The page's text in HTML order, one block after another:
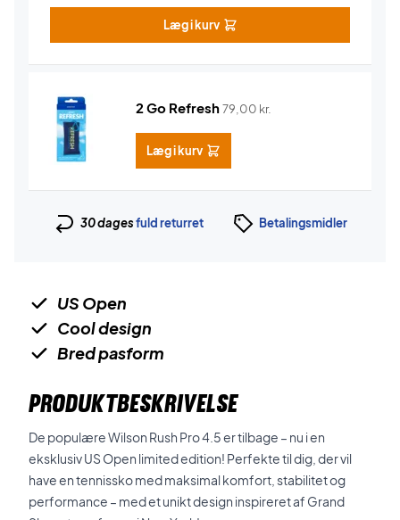
Læg i kurv
2 Go Refresh79,00 kr.
Læg i kurv
30 dagesfuld returret Betalingsmidler
US Open
Cool design
Bred pasform
PRODUKTBESKRIVELSE
De populære Wilson Rush Pro 4.5 er tilbage – nu i en
eksklusiv US Open limited edition! Perfekte til dig, der vil
have en tennissko med maksimal komfort, stabilitet og
performance – med et unikt design inspireret af Grand